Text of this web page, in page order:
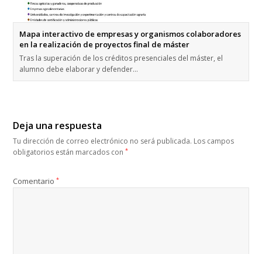
Mapa interactivo de empresas y organismos colaboradores
en la realización de proyectos final de máster
Tras la superación de los créditos presenciales del máster, el
alumno debe elaborar y defender…
Deja una respuesta
Tu dirección de correo electrónico no será publicada. Los campos
obligatorios están marcados con*
Comentario*